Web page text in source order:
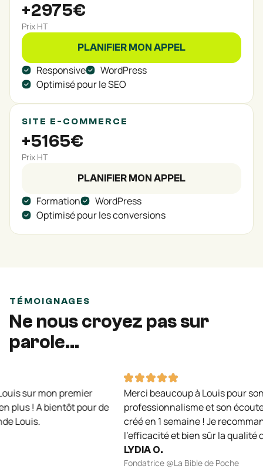
+2975€
Prix HT
PLANIFIER MON APPEL
Responsive
WordPress
Optimisé pour le SEO
SITE E-COMMERCE
+5165€
Prix HT
PLANIFIER MON APPEL
Formation
WordPress
Optimisé pour les conversions
TÉMOIGNAGES
Ne nous croyez pas sur
parole...
sur mon premier
! A bientôt pour de
Louis.
Merci beaucoup à Louis pour son
professionnalisme et son écoute
créé en 1 semaine ! Je
l’efficacité et bien sûr la qualité
LYDIA O.
Fondatrice @La Bible de Poche